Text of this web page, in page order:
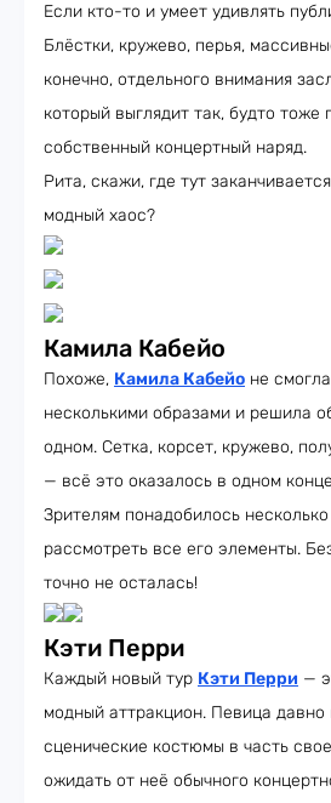
Если кто-то и умеет удивлять
Блёстки, кружево, перья,
конечно, отдельного внимания
который выглядит так, будто тоже
собственный концертный наряд.
Рита, скажи, где тут
модный хаос?
Камила Кабейо
Похоже, Камила Кабейо не
несколькими образами и решила
одном. Сетка, корсет, кружево,
— всё это оказалось в одном
Зрителям понадобилось
рассмотреть все его элементы.
точно не осталась!
Кэти Перри
Каждый новый тур Кэти Перри —
модный аттракцион. Певица давно
сценические костюмы в часть
ожидать от неё обычного